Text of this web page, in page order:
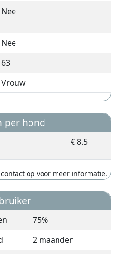
Nee
Nee
63
Vrouw
per hond
€ 8.5
op voor meer informatie.
75%
2 maanden